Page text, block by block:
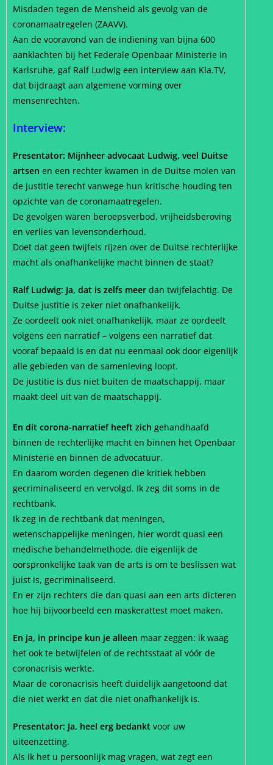
Misdaden tegen de Mensheid als gevolg van de
coronamaatregelen (ZAAVV).
Aan de vooravond van de indiening van bijna 600
aanklachten bij het Federale Openbaar Ministerie in
Karlsruhe, gaf Ralf Ludwig een interview aan Kla.TV,
dat bijdraagt aan algemene vorming over
mensenrechten.
Interview:
Presentator: Mijnheer advocaat Ludwig, veel Duitse
artsen en een rechter kwamen in de Duitse molen van
de justitie terecht vanwege hun kritische houding ten
opzichte van de coronamaatregelen.
De gevolgen waren beroepsverbod, vrijheidsberoving
en verlies van levensonderhoud.
Doet dat geen twijfels rijzen over de Duitse rechterlijke
macht als onafhankelijke macht binnen de staat?
Ralf Ludwig: Ja, dat is zelfs meer dan twijfelachtig. De
Duitse justitie is zeker niet onafhankelijk.
Ze oordeelt ook niet onafhankelijk, maar ze oordeelt
volgens een narratief – volgens een narratief dat
vooraf bepaald is en dat nu eenmaal ook door eigenlijk
alle gebieden van de samenleving loopt.
De justitie is dus niet buiten de maatschappij, maar
maakt deel uit van de maatschappij.
En dit corona-narratief heeft zich gehandhaafd
binnen de rechterlijke macht en binnen het Openbaar
Ministerie en binnen de advocatuur.
En daarom worden degenen die kritiek hebben
gecriminaliseerd en vervolgd. Ik zeg dit soms in de
rechtbank.
Ik zeg in de rechtbank dat meningen,
wetenschappelijke meningen, hier wordt quasi een
medische behandelmethode, die eigenlijk de
oorspronkelijke taak van de arts is om te beslissen wat
juist is, gecriminaliseerd.
En er zijn rechters die dan quasi aan een arts dicteren
hoe hij bijvoorbeeld een maskerattest moet maken.
En ja, in principe kun je alleen maar zeggen: ik waag
het ook te betwijfelen of de rechtsstaat al vóór de
coronacrisis werkte.
Maar de coronacrisis heeft duidelijk aangetoond dat
die niet werkt en dat die niet onafhankelijk is.
Presentator: Ja, heel erg bedankt voor uw
uiteenzetting.
Als ik het u persoonlijk mag vragen, wat zegt een